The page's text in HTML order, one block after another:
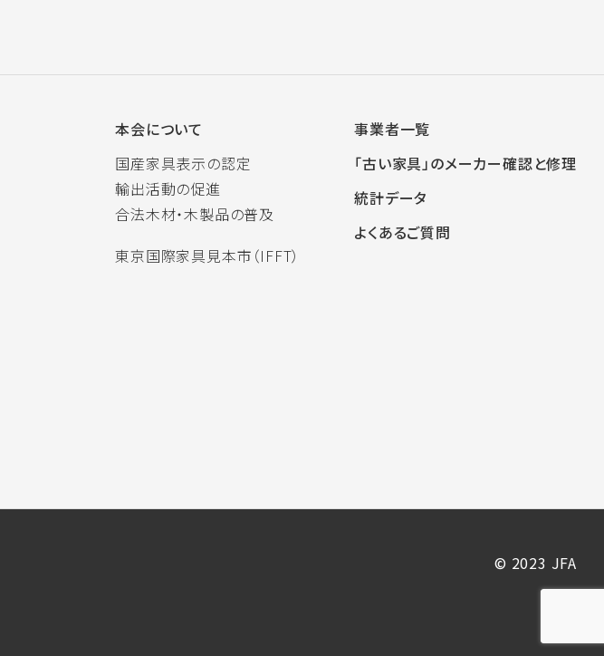
本会について
国産家具表示の認定
輸出活動の促進
合法木材・木製品の普及
東京国際家具見本市（IFFT）
事業者一覧
「古い家具」のメーカー確認と修理
統計データ
よくあるご質問
© 2023 JFA